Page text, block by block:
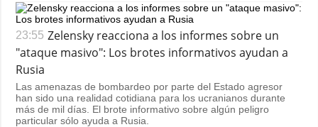
23:55 Zelensky reacciona a los informes sobre un
"ataque masivo": Los brotes informativos ayudan a
Rusia
Las amenazas de bombardeo por parte del Estado agresor
han sido una realidad cotidiana para los ucranianos durante
más de mil días. El brote informativo sobre algún peligro
particular sólo ayuda a Rusia.